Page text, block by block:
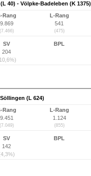
40) - Völpke-Badeleben (K 1375)
Rang
9.869
(7.466)
L-Rang
541
(475)
SV
204
BPL
(L 624)
Rang
9.451
(7.049)
L-Rang
1.124
(855)
SV
142
BPL